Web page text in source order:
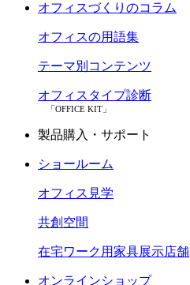
オフィスづくりのコラム
オフィスの用語集
テーマ別コンテンツ
オフィスタイプ診断
「OFFICE KIT」
製品購入・サポート
ショールーム
オフィス見学
共創空間
在宅ワーク用家具展示店舗
オンラインショップ